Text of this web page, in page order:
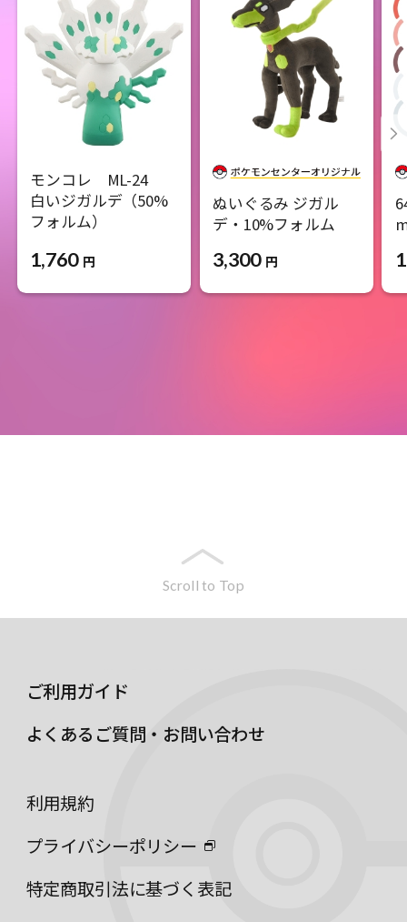
モンコレ ML-24
白いジガルデ（50%
フォルム）
1,760 円
ぬいぐるみ ジガル
デ・10%フォルム
3,300 円
Scroll to Top
ご利用ガイド
よくあるご質問・お問い合わせ
利用規約
プライバシーポリシー
特定商取引法に基づく表記